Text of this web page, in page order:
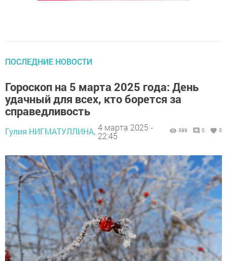
ПОСЛЕДНИЕ НОВОСТИ
Гороскоп на 5 марта 2025 года: День
удачный для всех, кто борется за
справедливость
Гулия НИГМАТУЛЛИНА, 4 марта 2025 -
22:45
399 0 0